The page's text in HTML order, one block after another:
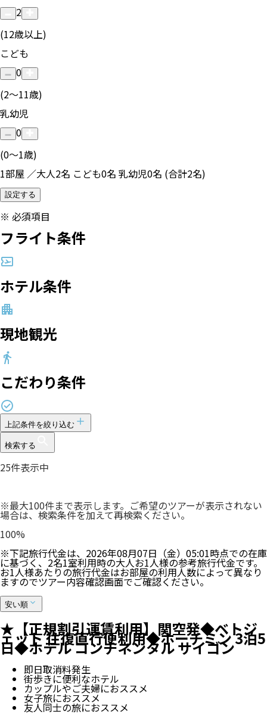
2
(12歳以上)
こども
0
(2〜11歳)
乳幼児
0
(0〜1歳)
1部屋 ／大人2名 こども0名 乳幼児0名 (合計2名)
設定する
※ 必須項目
フライト条件
ホテル条件
現地観光
こだわり条件
上記条件を絞り込む
検索する
25件表示中
※最大100件まで表示します。ご希望のツアーが表示されない
場合は、検索条件を加えて再検索ください。
100%
※下記旅行代金は、 2026年08月07日（金）05:01時点での在庫
に基づく、2名1室利用時の大人お1人様の参考旅行代金です。
お1人様あたりの旅行代金はお部屋の利用人数によって異なり
ますのでツアー内容確認画面でご確認ください。
安い順
★【正規割引運賃利用】関空発◆ベトジ
ェット 往復直行便利用◆ホーチミン 3泊5
日◆ホテル コンチネンタル サイゴン
即日取消料発生
街歩きに便利なホテル
カップルやご夫婦におススメ
女子旅におススメ
友人同士の旅におススメ